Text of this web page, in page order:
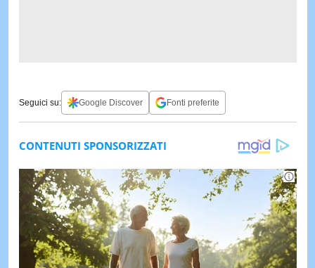
Seguici su: Google Discover Fonti preferite